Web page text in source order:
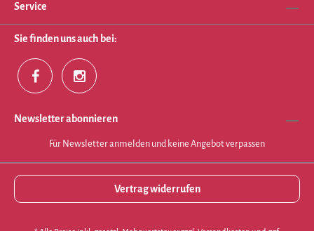
Service
Sie finden uns auch bei:
Newsletter abonnieren
Für Newsletter anmelden und keine Angebot verpassen
Vertrag widerrufen